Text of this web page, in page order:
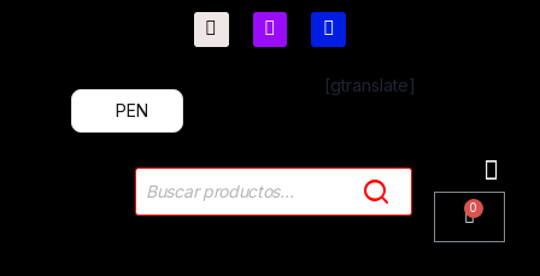
[gtranslate]
PEN